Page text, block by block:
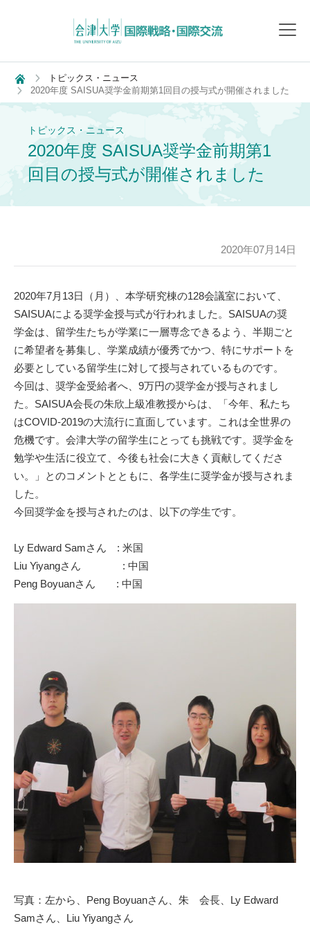
トピックス・ニュース
2020年度 SAISUA奨学金前期第1回目の授与式が開催されました
トピックス・ニュース
2020年度 SAISUA奨学金前期第1
回目の授与式が開催されました
2020年07月14日
2020年7月13日（月）、本学研究棟の128会議室において、
SAISUAによる奨学金授与式が行われました。SAISUAの奨
学金は、留学生たちが学業に一層専念できるよう、半期ごと
に希望者を募集し、学業成績が優秀でかつ、特にサポートを
必要としている留学生に対して授与されているものです。
今回は、奨学金受給者へ、9万円の奨学金が授与されまし
た。SAISUA会長の朱欣上級准教授からは、「今年、私たち
はCOVID-2019の大流行に直面しています。これは全世界の
危機です。会津大学の留学生にとっても挑戦です。奨学金を
勉学や生活に役立て、今後も社会に大きく貢献してくださ
い。」とのコメントとともに、各学生に奨学金が授与されま
した。
今回奨学金を授与されたのは、以下の学生です。
Ly Edward Samさん : 米国
Liu Yiyangさん : 中国
Peng Boyuanさん : 中国
写真：左から、Peng Boyuanさん、朱 会長、Ly Edward
Samさん、Liu Yiyangさん